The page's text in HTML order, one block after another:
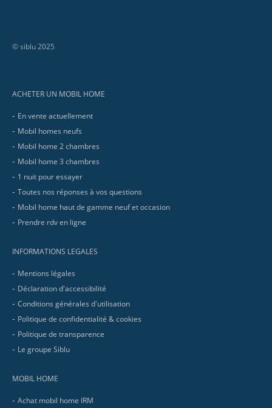
© siblu 2025
ACHETER UN MOBIL HOME
En vente actuellement
Mobil homes neufs
Mobil home 2 chambres
Mobil home 3 chambres
1 nuit pour essayer
Toutes nos réponses à vos questions
Mobil home haut de gamme neuf et occasion
Prendre rdv en ligne
INFORMATIONS LEGALES
Mentions légales
Déclaration d'accessibilité
Conditions générales d'utilisation
Politique de confidentialité & cookies
Politique de transparence
Le groupe Siblu
MOBIL HOME
Achat mobil home IRM